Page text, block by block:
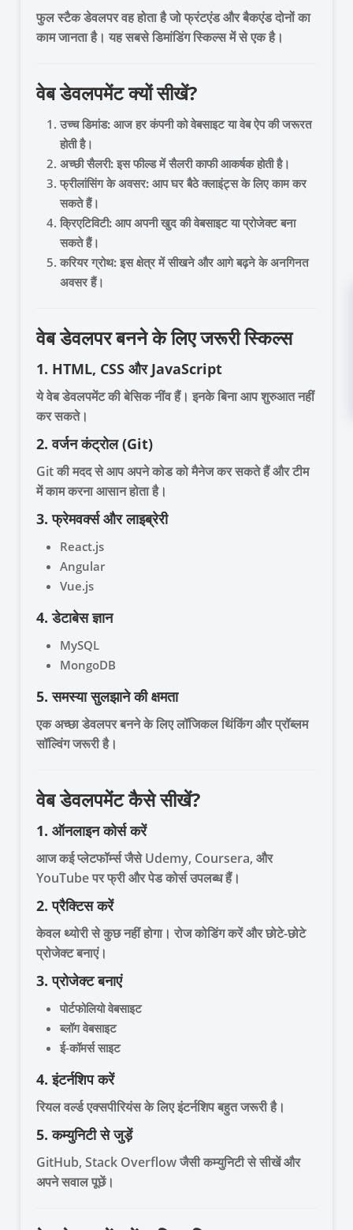
फुल स्टैक डेवलपर वह होता है जो फ्रंटएंड और बैकएंड दोनों का
काम जानता है। यह सबसे डिमांडिंग स्किल्स में से एक है।
वेब डेवलपमेंट क्यों सीखें?
उच्च डिमांड: आज हर कंपनी को वेबसाइट या वेब ऐप की जरूरत
होती है।
अच्छी सैलरी: इस फील्ड में सैलरी काफी आकर्षक होती है।
फ्रीलांसिंग के अवसर: आप घर बैठे क्लाइंट्स के लिए काम कर
सकते हैं।
क्रिएटिविटी: आप अपनी खुद की वेबसाइट या प्रोजेक्ट बना
सकते हैं।
करियर ग्रोथ: इस क्षेत्र में सीखने और आगे बढ़ने के अनगिनत
अवसर हैं।
वेब डेवलपर बनने के लिए जरूरी स्किल्स
1. HTML, CSS और JavaScript
ये वेब डेवलपमेंट की बेसिक नींव हैं। इनके बिना आप शुरुआत नहीं
कर सकते।
2. वर्जन कंट्रोल (Git)
Git की मदद से आप अपने कोड को मैनेज कर सकते हैं और टीम
में काम करना आसान होता है।
3. फ्रेमवर्क्स और लाइब्रेरी
React.js
Angular
Vue.js
4. डेटाबेस ज्ञान
MySQL
MongoDB
5. समस्या सुलझाने की क्षमता
एक अच्छा डेवलपर बनने के लिए लॉजिकल थिंकिंग और प्रॉब्लम
सॉल्विंग जरूरी है।
वेब डेवलपमेंट कैसे सीखें?
1. ऑनलाइन कोर्स करें
आज कई प्लेटफॉर्म्स जैसे Udemy, Coursera, और
YouTube पर फ्री और पेड कोर्स उपलब्ध हैं।
2. प्रैक्टिस करें
केवल थ्योरी से कुछ नहीं होगा। रोज कोडिंग करें और छोटे-छोटे
प्रोजेक्ट बनाएं।
3. प्रोजेक्ट बनाएं
पोर्टफोलियो वेबसाइट
ब्लॉग वेबसाइट
ई-कॉमर्स साइट
4. इंटर्नशिप करें
रियल वर्ल्ड एक्सपीरियंस के लिए इंटर्नशिप बहुत जरूरी है।
5. कम्युनिटी से जुड़ें
GitHub, Stack Overflow जैसी कम्युनिटी से सीखें और
अपने सवाल पूछें।